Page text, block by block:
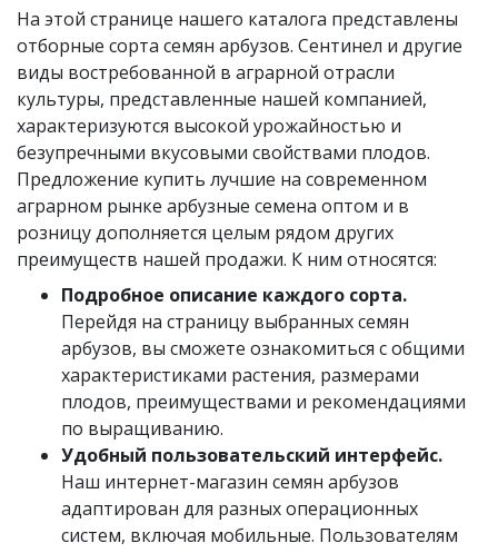
На этой странице нашего каталога представлены
отборные сорта семян арбузов. Сентинел и другие
виды востребованной в аграрной отрасли
культуры, представленные нашей компанией,
характеризуются высокой урожайностью и
безупречными вкусовыми свойствами плодов.
Предложение купить лучшие на современном
аграрном рынке арбузные семена оптом и в
розницу дополняется целым рядом других
преимуществ нашей продажи. К ним относятся:
Подробное описание каждого сорта.
Перейдя на страницу выбранных семян
арбузов, вы сможете ознакомиться с общими
характеристиками растения, размерами
плодов, преимуществами и рекомендациями
по выращиванию.
Удобный пользовательский интерфейс.
Наш интернет-магазин семян арбузов
адаптирован для разных операционных
систем, включая мобильные. Пользователям